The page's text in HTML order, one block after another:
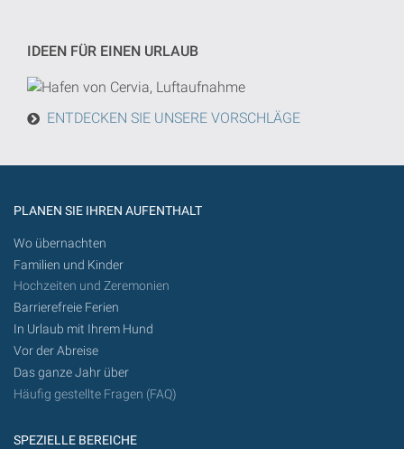
heute
in
Zukunft
werden
IDEEN FÜR EINEN URLAUB
ENTDECKEN SIE UNSERE VORSCHLÄGE
PLANEN SIE IHREN AUFENTHALT
Wo übernachten
Familien und Kinder
Hochzeiten und Zeremonien
Barrierefreie Ferien
In Urlaub mit Ihrem Hund
Vor der Abreise
Das ganze Jahr über
Häufig gestellte Fragen (FAQ)
SPEZIELLE BEREICHE